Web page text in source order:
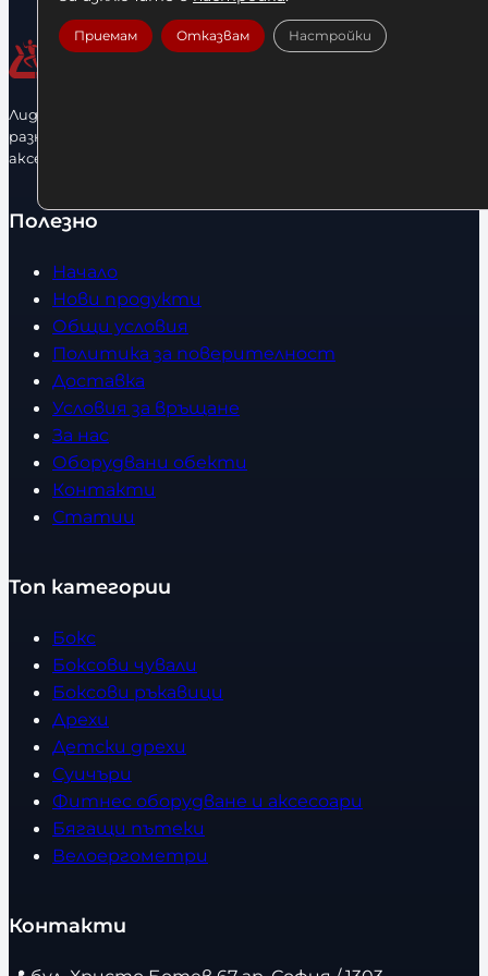
Лидерфитнес е водещ вносител и представител на голямо
разнообразие от бойна екипировка, фитнес уреди и
аксесоари.
Полезно
Начало
Нови продукти
Общи условия
Политика за поверителност
Доставка
Условия за връщане
За нас
Оборудвани обекти
Контакти
Статии
Топ категории
Бокс
Боксови чували
Боксови ръкавици
Дрехи
Детски дрехи
Суичъри
Фитнес оборудване и аксесоари
Бягащи пътеки
Велоергометри
Контакти
Приемам Отказвам Настройки